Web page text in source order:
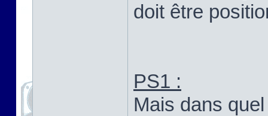
doit être
PS1 :
Mais dans